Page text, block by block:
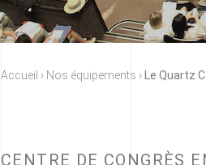
Accueil › Nos équipements › Le Quartz
CENTRE DE CONGRÈS